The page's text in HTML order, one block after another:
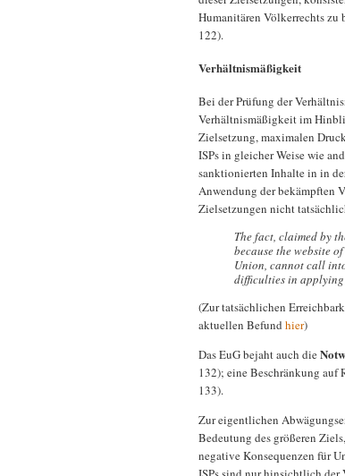
Humanitären Völkerrechts zu
122).
Verhältnismäßigkeit
Bei der Prüfung der
Verhältnismäßigkeit im
Zielsetzung, maximalen
ISPs in gleicher Weise wie
sanktionierten Inhalte in in
Anwendung der bekämpften
Zielsetzungen nicht
The fact, claimed by
because the website
Union, cannot call
difficulties in applying
(Zur tatsächlichen
aktuellen Befund hier)
Das EuG bejaht auch die
132); eine Beschränkung auf
133).
Zur eigentlichen
Bedeutung des größeren
negative Konsequenzen für